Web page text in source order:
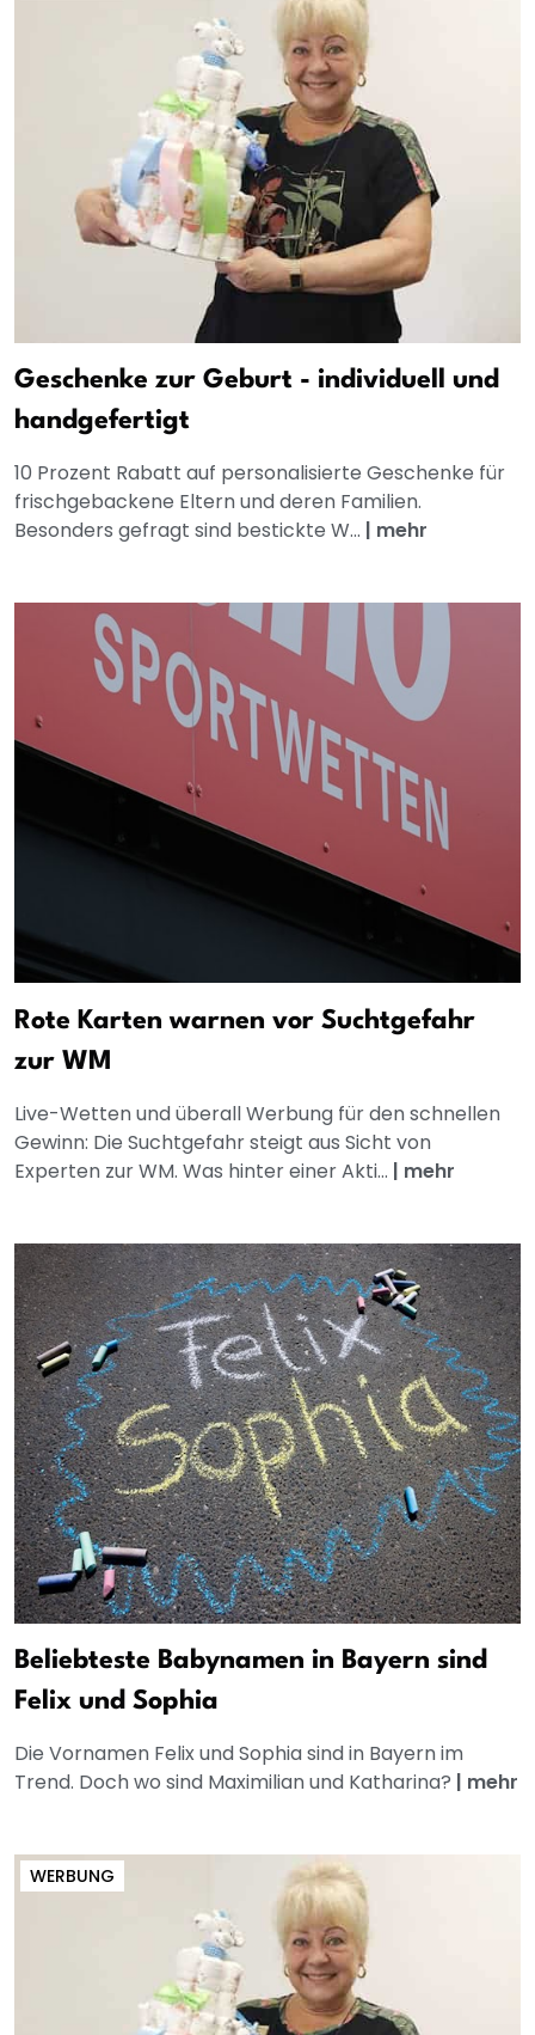
Geschenke zur Geburt - individuell und
handgefertigt
10 Prozent Rabatt auf personalisierte Geschenke für
frischgebackene Eltern und deren Familien.
Besonders gefragt sind bestickte W... | mehr
Rote Karten warnen vor Suchtgefahr
zur WM
Live-Wetten und überall Werbung für den schnellen
Gewinn: Die Suchtgefahr steigt aus Sicht von
Experten zur WM. Was hinter einer Akti... | mehr
Beliebteste Babynamen in Bayern sind
Felix und Sophia
Die Vornamen Felix und Sophia sind in Bayern im
Trend. Doch wo sind Maximilian und Katharina? | mehr
WERBUNG